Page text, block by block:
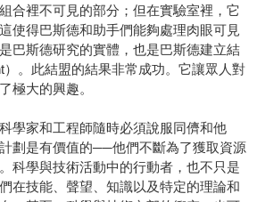
合裡不可見的部分；但在實驗室裡，它
使得巴斯德和助手們能夠處理肉眼可見
斯德研究的實體，也是巴斯德建立結
）。此結盟的結果非常成功。它讓眾人對
極大的興趣。
學家和工程師隨時必須說服同儕和他
劃是有價值的──他們不斷為了獲取資源
科學與技術活動中的行動者，也不只是
在技能、聲望、知識以及特定的理論和